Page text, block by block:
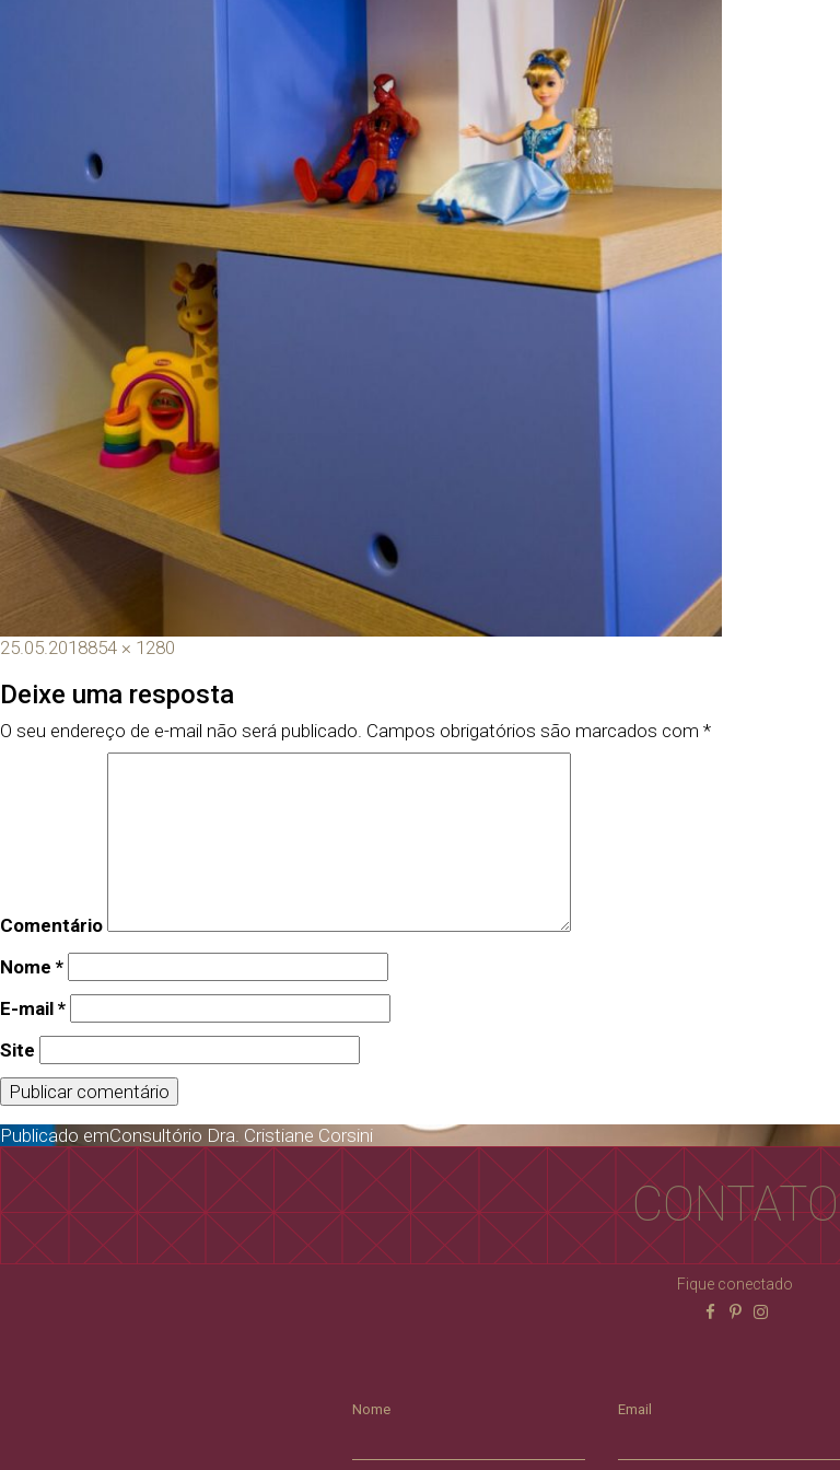
25.05.2018854 × 1280
Deixe uma resposta
O seu endereço de e-mail não será publicado. Campos obrigatórios são marcados com *
Comentário
Nome *
E-mail *
Site
Publicado emConsultório Dra. Cristiane Corsini
CONTATO
Fique conectado
Nome Email